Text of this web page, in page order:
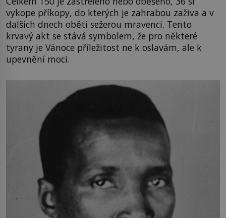
vykope příkopy, do kterých je zahrabou zaživa a v
dalších dnech oběti sežerou mravenci. Tento
krvavý akt se stává symbolem, že pro některé
tyrany je Vánoce příležitost ne k oslavám, ale k
upevnění moci.